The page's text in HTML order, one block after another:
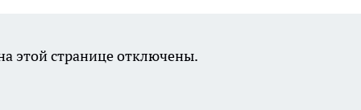
этой странице отключены.